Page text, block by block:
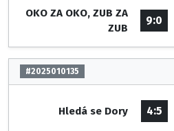
OKO ZA OKO, ZUB ZA
ZUB
9:0
#2025010135
Hledá se Dory 4:5